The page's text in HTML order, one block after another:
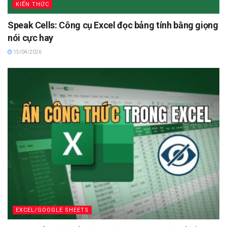
KIẾN THỨC
Speak Cells: Công cụ Excel đọc bảng tính bằng giọng
nói cực hay
15/04/2026
EXCEL/GOOGLE SHEETS